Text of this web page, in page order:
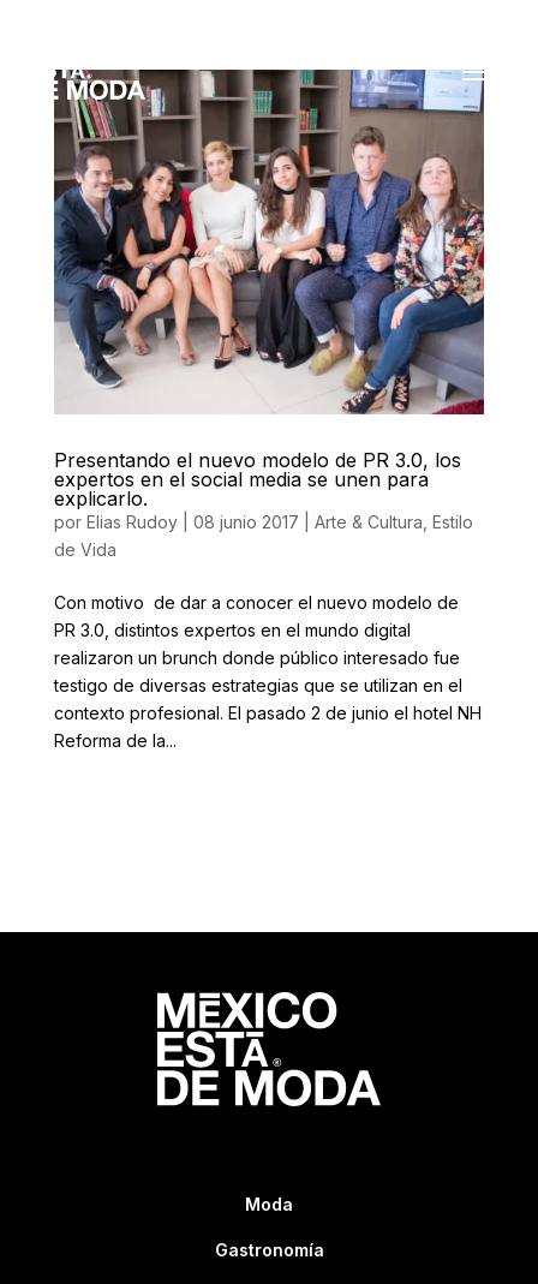
Presentando el nuevo modelo de PR 3.0, los
expertos en el social media se unen para
explicarlo.
por Elias Rudoy| 08 junio 2017 Arte & Cultura, Estilo
de Vida
Con motivo de dar a conocer el nuevo modelo de
PR 3.0, distintos expertos en el mundo digital
realizaron un brunch donde público interesado fue
testigo de diversas estrategias que se utilizan en el
contexto profesional. El pasado 2 de junio el hotel NH
Reforma de la...
Moda
Gastronomía